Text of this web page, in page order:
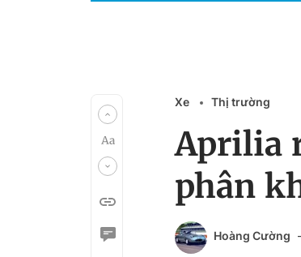
Xe Thị trường
Aprilia
phân
Hoàng Cường